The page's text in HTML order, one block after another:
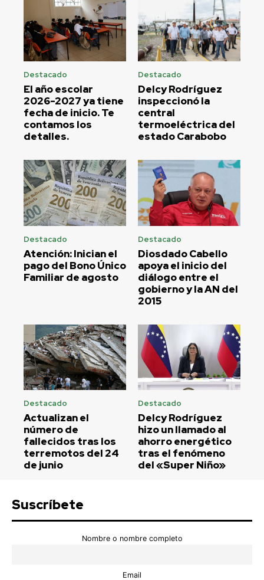
Destacado
El año escolar
2026-2027 ya tiene
fecha de inicio. Te
contamos los
detalles.
Destacado
Delcy Rodríguez
inspeccionó la
central
termoeléctrica del
estado Carabobo
Destacado
Atención: Inician el
pago del Bono Único
Familiar de agosto
Destacado
Diosdado Cabello
apoya el inicio del
diálogo entre el
gobierno y la AN del
2015
Destacado
Actualizan el
número de
fallecidos tras los
terremotos del 24
de junio
Destacado
Delcy Rodríguez
hizo un llamado al
ahorro energético
tras el fenómeno
del «Super Niño»
Suscríbete
Nombre o nombre completo
Email